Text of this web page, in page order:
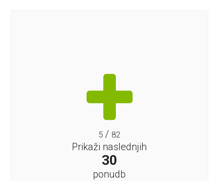
5 / 82
Prikaži naslednjih
30
ponudb